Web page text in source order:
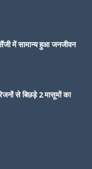
में सामान्य हुआ जनजीवन
से बिछड़े 2 मासूमों का